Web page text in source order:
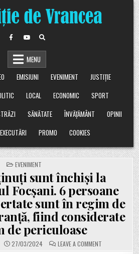
MENU
EMISIUNI EVENIMENT
JUSTIȚIE
LOCAL ECONOMIC
SPORT
SĂNĂTATE ÎNVĂȚĂMÂNT
OPINII
EXECUTĂRI PROMO COOKIES
POSTED
IN
EVENIMENT
sunt închiși la
Focșani. 6 persoane
sunt în regim de
fiind considerate
de periculoase
27/03/2024 LEAVE A COMMENTON
383